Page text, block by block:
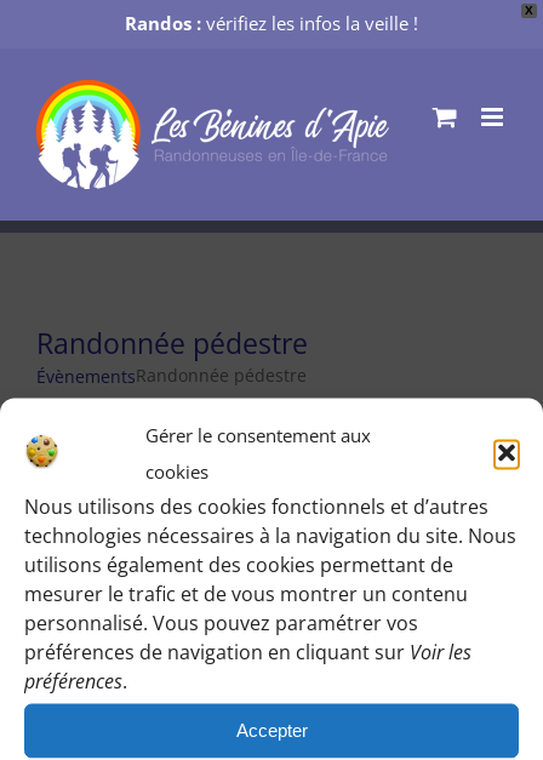
X
Randos : vérifiez les infos la veille !
Gérer le consentement aux
cookies
Nous utilisons des cookies fonctionnels et d’autres
technologies nécessaires à la navigation du site. Nous
utilisons également des cookies permettant de
mesurer le trafic et de vous montrer un contenu
personnalisé. Vous pouvez paramétrer vos
préférences de navigation en cliquant sur Voir les
préférences.
Accepter
contenu
Randonnée pédestre
ÉvènementsRandonnée pédestre
Évènements
for
mardi
14
avril
2026
Notice
Aucun évènements planifié pour mardi 14 avril
2026. Passer aux évènements suivants.
de
04/14/2026
Sélectionnez
une
date.
Jour précédent Jour suivant
S’ABONNER AU CALENDRIER